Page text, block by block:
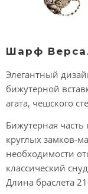
Шарф
Элегантный
бижутерной
агата, чешского
Бижутерная
круглых замков-
необходимости
классический
Длина браслета